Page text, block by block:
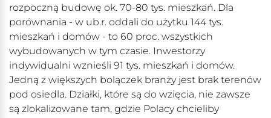
rozpoczną budowę ok. 70-80 tys. mieszkań. Dla
porównania - w ub.r. oddali do użytku 144 tys.
mieszkań i domów - to 60 proc. wszystkich
wybudowanych w tym czasie. Inwestorzy
indywidualni wznieśli 91 tys. mieszkań i domów.
Jedną z większych bolączek branży jest brak terenów
pod osiedla. Działki, które są do wzięcia, nie zawsze
są zlokalizowane tam, gdzie Polacy chcieliby